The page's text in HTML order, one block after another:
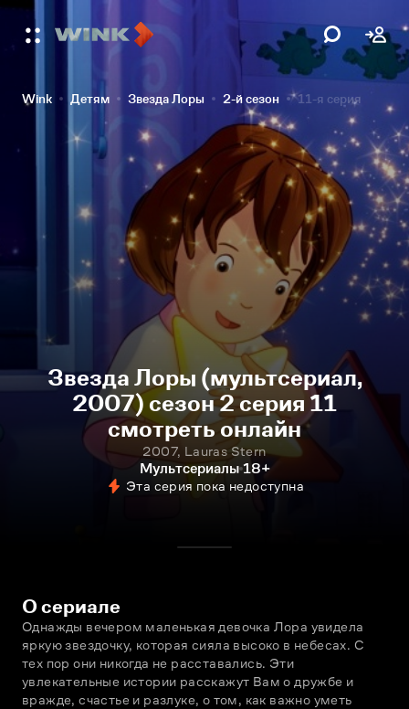
Wink Детям Звезда Лоры 2-й сезон 11-я серия
Звезда Лоры (мультсериал,
2007) сезон 2 серия 11
смотреть онлайн
2007, Lauras Stern
Мультсериалы 18+
Эта серия пока недоступна
О сериале
Однажды вечером маленькая девочка Лора увидела
яркую звездочку, которая сияла высоко в небесах. С
тех пор они никогда не расставались. Эти
увлекательные истории расскажут Вам о дружбе и
вражде, счастье и разлуке, о том, как важно уметь